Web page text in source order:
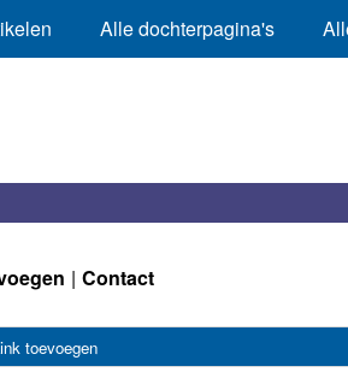
Alle dochterpagina's
Contact
toevoegen